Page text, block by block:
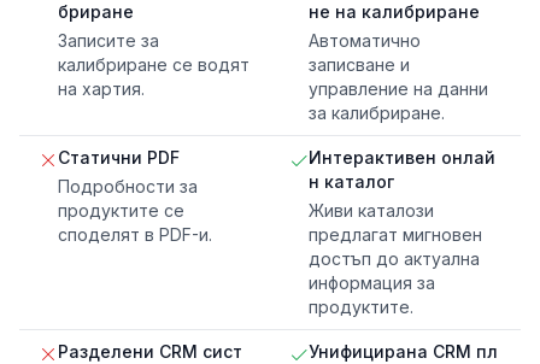
бриране
Записите за
калибриране се водят
на хартия.
не на калибриране
Автоматично
записване и
управление на данни
за калибриране.
Статични PDF
Подробности за
продуктите се
споделят в PDF-и.
Интерактивен онлай
н каталог
Живи каталози
предлагат мигновен
достъп до актуална
информация за
продуктите.
Разделени CRM сист
Унифицирана CRM пл